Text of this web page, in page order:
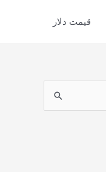
قیمت دلار